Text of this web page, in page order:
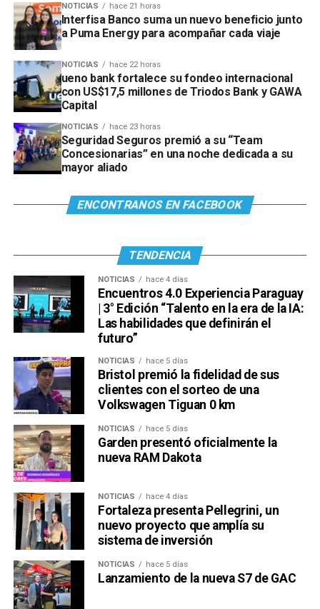
NOTICIAS hace 21 horas
Interfisa Banco suma un nuevo beneficio junto
a Puma Energy para acompañar cada viaje
NOTICIAS hace 22 horas
ueno bank fortalece su fondeo internacional
con US$17,5 millones de Triodos Bank y GAWA
Capital
NOTICIAS hace 23 horas
Seguridad Seguros premió a su “Team
Concesionarias” en una noche dedicada a su
mayor aliado
ENCONTRANOS EN FACEBOOK
TENDENCIA
NOTICIAS hace 4 días
Encuentros 4.0 Experiencia Paraguay
| 3° Edición “Talento en la era de la IA:
Las habilidades que definirán el
futuro”
NOTICIAS hace 5 días
Bristol premió la fidelidad de sus
clientes con el sorteo de una
Volkswagen Tiguan 0 km
NOTICIAS hace 5 días
Garden presentó oficialmente la
nueva RAM Dakota
NOTICIAS hace 4 días
Fortaleza presenta Pellegrini, un
nuevo proyecto que amplía su
sistema de inversión
NOTICIAS hace 5 días
Lanzamiento de la nueva S7 de GAC